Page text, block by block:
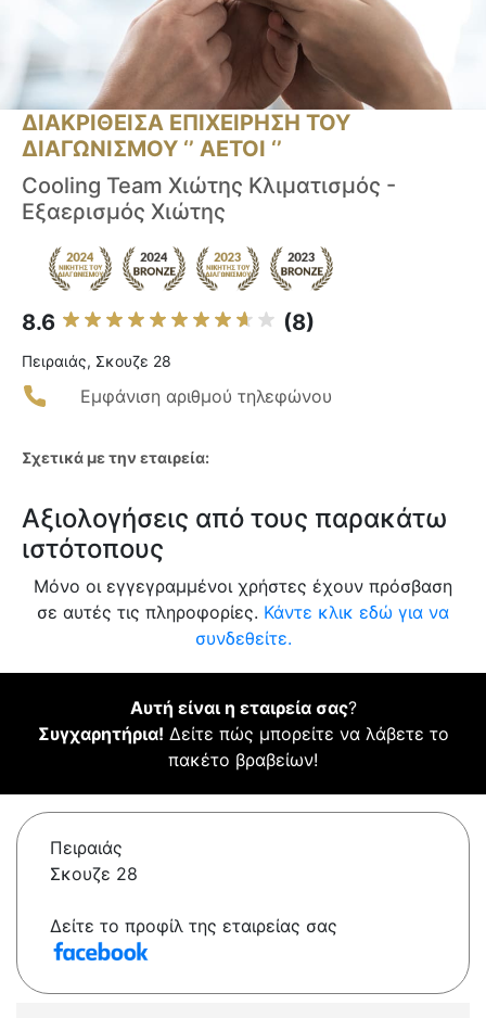
ΔΙΑΚΡΙΘΕΙΣΑ ΕΠΙΧΕΙΡΗΣΗ ΤΟΥ
ΔΙΑΓΩΝΙΣΜΟΥ ‘’ ΑΕΤΟΙ ‘’
Cooling Team Xιώτης Κλιματισμός -
Εξαερισμός Χιώτης
8.6 (8)
Πειραιάς, Σκουζε 28
Εμφάνιση αριθμού τηλεφώνου
Σχετικά με την εταιρεία:
Αξιολογήσεις από τους παρακάτω
ιστότοπους
Μόνο οι εγγεγραμμένοι χρήστες έχουν πρόσβαση
σε αυτές τις πληροφορίες. Κάντε κλικ εδώ για να
συνδεθείτε.
Αυτή είναι η εταιρεία σας?
Συγχαρητήρια! Δείτε πώς μπορείτε να λάβετε το
πακέτο βραβείων!
Πειραιάς
Σκουζε 28
Δείτε το προφίλ της εταιρείας σας